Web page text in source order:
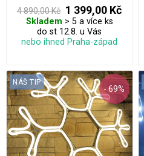
propojovacím systémem pro
snadné propojení více motivů za
sebou.
4 890,00 Kč 1 399,00 Kč
Skladem > 5 a více ks
do st 12.8. u Vás
nebo ihned Praha-západ
- 69%
NÁŠ TIP